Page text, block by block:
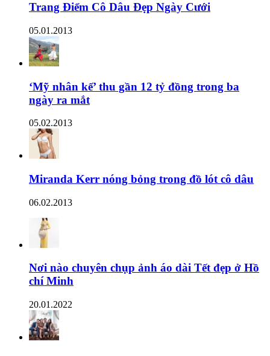
Trang Điểm Cô Dâu Đẹp Ngày Cưới
05.01.2013
‘Mỹ nhân kế’ thu gần 12 tỷ đồng trong ba
ngày ra mắt
05.02.2013
Miranda Kerr nóng bỏng trong đồ lót cô dâu
06.02.2013
Nơi nào chuyên chụp ảnh áo dài Tết đẹp ở Hồ
chí Minh
20.01.2022